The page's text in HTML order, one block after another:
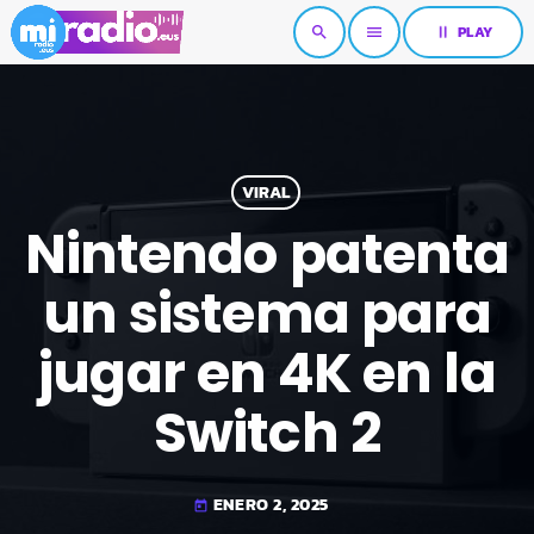
search menu pause PLAY
VIRAL
Nintendo patenta
un sistema para
jugar en 4K en la
Switch 2
today ENERO 2, 2025